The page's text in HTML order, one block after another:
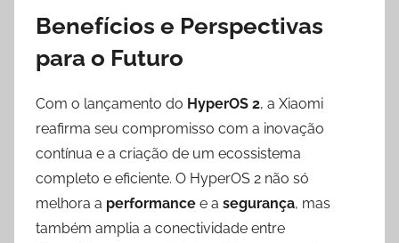
Benefícios e Perspectivas
para o Futuro
Com o lançamento do HyperOS 2, a Xiaomi
reafirma seu compromisso com a inovação
contínua e a criação de um ecossistema
completo e eficiente. O HyperOS 2 não só
melhora a performance e a segurança, mas
também amplia a conectividade entre